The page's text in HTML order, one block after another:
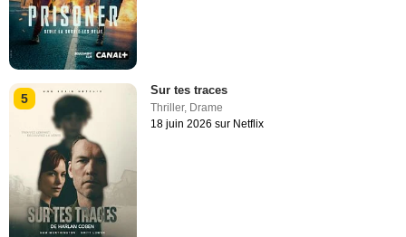
5
Sur tes traces
Thriller, Drame
18 juin 2026 sur Netflix